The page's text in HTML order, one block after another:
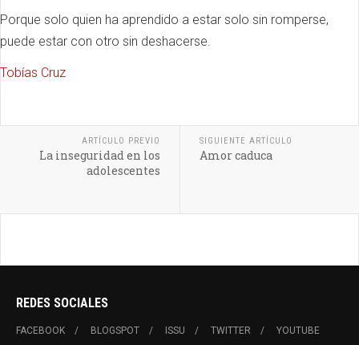
Porque solo quien ha aprendido a estar solo sin romperse,
puede estar con otro sin deshacerse.
Tobías Cruz
ARTÍCULO PREVIO
La inseguridad en los
adolescentes
SIGUIENTE ARTÍCULO
Amor caduca
REDES SOCIALES
FACEBOOK BLOGSPOT ISSU TWITTER YOUTUBE